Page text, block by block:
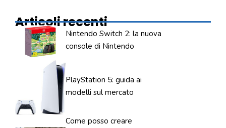
Articoli recenti
Nintendo Switch 2: la nuova
console di Nintendo
PlayStation 5: guida ai
modelli sul mercato
Come posso creare